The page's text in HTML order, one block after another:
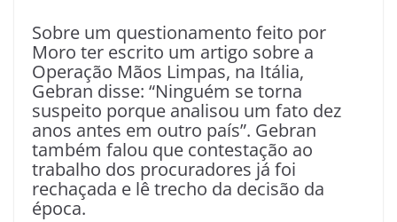
Sobre um questionamento feito por
Moro ter escrito um artigo sobre a
Operação Mãos Limpas, na Itália,
Gebran disse: “Ninguém se torna
suspeito porque analisou um fato dez
anos antes em outro país”. Gebran
também falou que contestação ao
trabalho dos procuradores já foi
rechaçada e lê trecho da decisão da
época.